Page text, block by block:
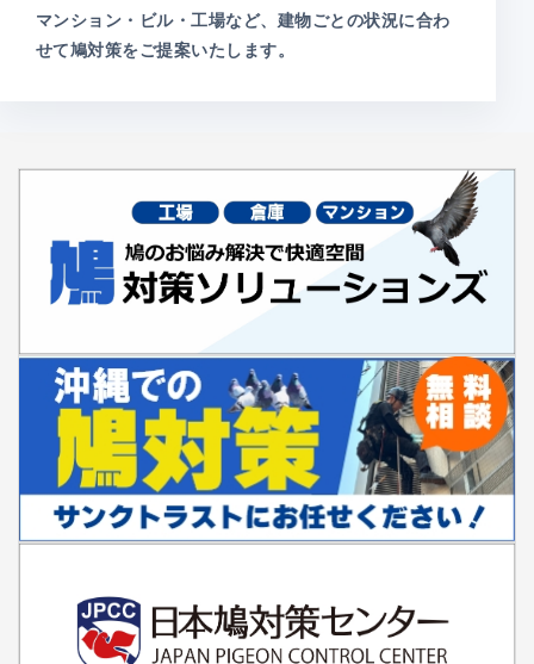
マンション・ビル・工場など、建物ごとの状況に合わ
せて鳩対策をご提案いたします。